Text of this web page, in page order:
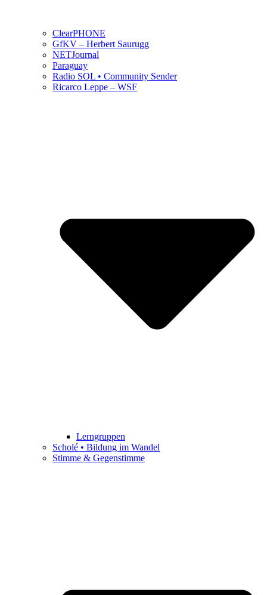
ClearPHONE
GfKV – Herbert Saurugg
NETJournal
Paraguay
Radio SOL • Community Sender
Ricarco Leppe – WSF
Lerngruppen
Scholé • Bildung im Wandel
Stimme & Gegenstimme